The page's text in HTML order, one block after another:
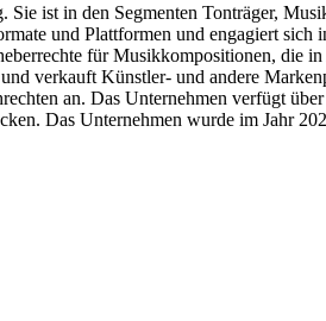
ist in den Segmenten Tonträger,
und Plattformen und engagiert
für Musikkompositionen,
verkauft Künstler- und andere
an. Das Unternehmen verfügt
Das Unternehmen wurde im Jahr